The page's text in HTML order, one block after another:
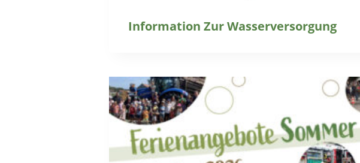
Information Zur Wasserversorgung